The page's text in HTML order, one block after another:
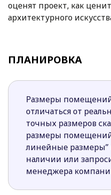
оценят проект, как
архитектурного
деревянными
Интерьер четко и
гостиную в левой
отдыха в правой
Особую атмосферу
запроектирован по
объединяющей в
столовую, кухню и
Спальная часть
ПЛАНИРОВКА
Размеры
отличаться от
точных размеров
размеры помещений
линейные
наличии или
менеджера